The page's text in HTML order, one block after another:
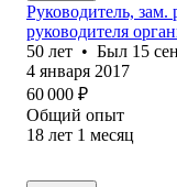
Руководитель, зам.
руководителя
50 лет • Был 15
4 января 2017
60 000 ₽
Общий опыт
18 лет 1 месяц